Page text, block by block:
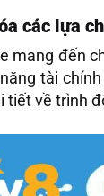
các lựa
mang đến
tài
tiết về trình